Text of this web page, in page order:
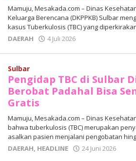
Mamuju, Mesakada.com – Dinas
Keluarga Berencana (DKPPKB) Sulbar
kasus Tuberkulosis (TBC) yang
DAERAH
4 Juli 2026
Junaedi
Sulbar
Pengidap TBC di Sulbar
Berobat Padahal Bisa
Gratis
Mamuju, Mesakada.com – Dinas
bahwa tuberkulosis (TBC) merupakan
asalkan pasien menjalani pengobatan
DAERAH, HEADLINE 24 Juni 2026